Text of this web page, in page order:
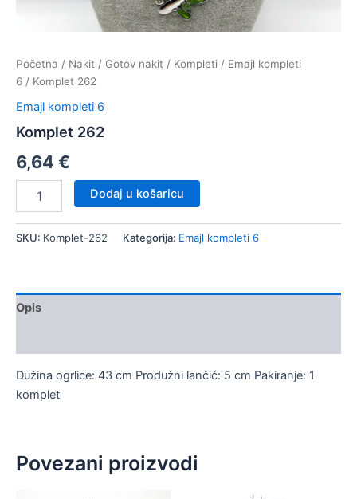
Početna / Nakit / Gotov nakit / Kompleti / Emajl kompleti
6 / Komplet 262
Emajl kompleti 6
Komplet 262
6,64 €
Dodaj u košaricu
SKU: Komplet-262 Kategorija: Emajl kompleti 6
Opis
Dužina ogrlice: 43 cm Produžni lančić: 5 cm Pakiranje: 1
komplet
Povezani proizvodi